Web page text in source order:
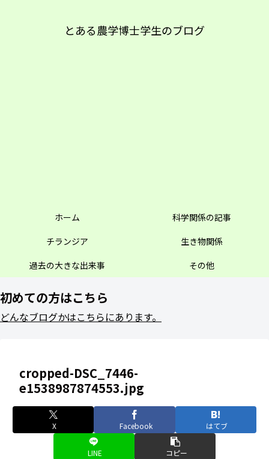
とある農学博士学生のブログ
ホーム
科学関係の記事
チランジア
生き物関係
過去の大きな出来事
その他
初めての方はこちら
どんなブログかはこちらにあります。
cropped-DSC_7446-
e1538987874553.jpg
X Facebook はてブ
LINE コピー